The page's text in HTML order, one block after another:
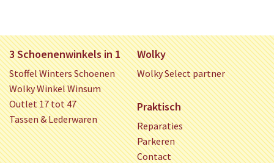
3 Schoenenwinkels in 1
Stoffel Winters Schoenen
Wolky Winkel Winsum
Outlet 17 tot 47
Tassen & Lederwaren
Wolky
Wolky Select partner
Praktisch
Reparaties
Parkeren
Contact